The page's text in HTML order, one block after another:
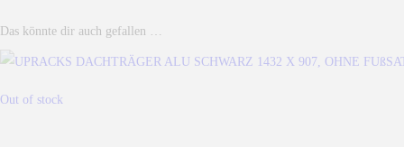
Das könnte dir auch gefallen …
Out of stock